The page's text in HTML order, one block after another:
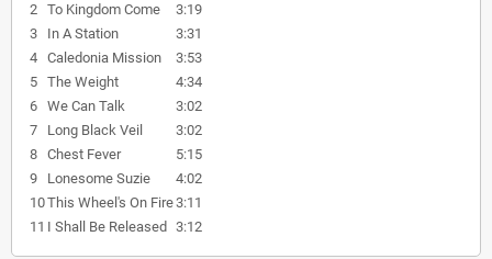
2 To Kingdom Come
3:19
3
In A Station
3:31
4 Caledonia Mission
3:53
5 The Weight
4:34
6 We Can Talk
3:02
7
Long Black Veil
3:02
8 Chest Fever
5:15
9
Lonesome Suzie
4:02
10This Wheel's On Fire3:11
11 I Shall Be Released 3:12